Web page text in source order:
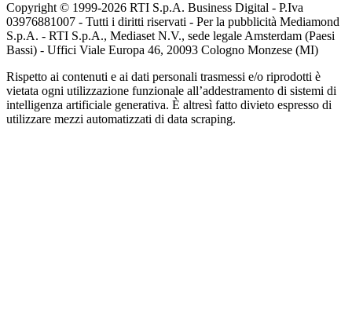
Copyright © 1999-2026 RTI S.p.A. Business Digital - P.Iva
03976881007 - Tutti i diritti riservati - Per la pubblicità Mediamond
S.p.A. - RTI S.p.A., Mediaset N.V., sede legale Amsterdam (Paesi
Bassi) - Uffici Viale Europa 46, 20093 Cologno Monzese (MI)
Rispetto ai contenuti e ai dati personali trasmessi e/o riprodotti è
vietata ogni utilizzazione funzionale all’addestramento di sistemi di
intelligenza artificiale generativa. È altresì fatto divieto espresso di
utilizzare mezzi automatizzati di data scraping.